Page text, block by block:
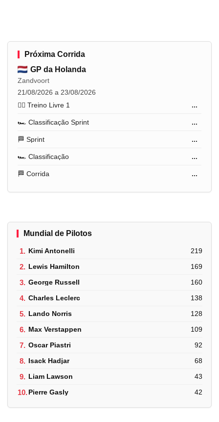
Próxima Corrida
GP da Holanda
Zandvoort
21/08/2026 a 23/08/2026
🏋️‍♂️ Treino Livre 1
...
🏎️ Classificação Sprint ...
🏁 Sprint ...
🏎️ Classificação ...
🏁 Corrida ...
Mundial de Pilotos
1. Kimi Antonelli 219
2. Lewis Hamilton 169
3. George Russell 160
4. Charles Leclerc 138
5. Lando Norris 128
6. Max Verstappen 109
7. Oscar Piastri 92
8. Isack Hadjar 68
9. Liam Lawson 43
10.Pierre Gasly 42